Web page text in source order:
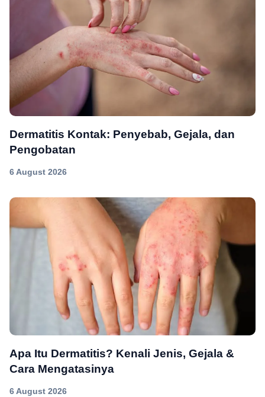
Dermatitis Kontak: Penyebab, Gejala, dan
Pengobatan
6 August 2026
Apa Itu Dermatitis? Kenali Jenis, Gejala &
Cara Mengatasinya
6 August 2026